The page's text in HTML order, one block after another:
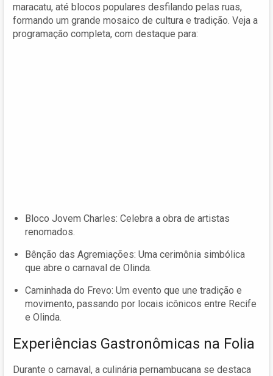
maracatu, até blocos populares desfilando pelas ruas,
formando um grande mosaico de cultura e tradição. Veja a
programação completa, com destaque para:
Bloco Jovem Charles: Celebra a obra de artistas
renomados.
Bênção das Agremiações: Uma cerimônia simbólica
que abre o carnaval de Olinda.
Caminhada do Frevo: Um evento que une tradição e
movimento, passando por locais icônicos entre Recife
e Olinda.
Experiências Gastronômicas na Folia
Durante o carnaval, a culinária pernambucana se destaca